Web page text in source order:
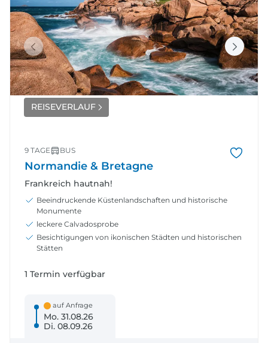
REISEVERLAUF
9 TAGE BUS
Normandie & Bretagne
Frankreich hautnah!
Beeindruckende Küstenlandschaften und historische
Monumente
leckere Calvadosprobe
Besichtigungen von ikonischen Städten und historischen
Stätten
auf Anfrage
Mo. 31.08.26
Di. 08.09.26
1 Termin verfügbar